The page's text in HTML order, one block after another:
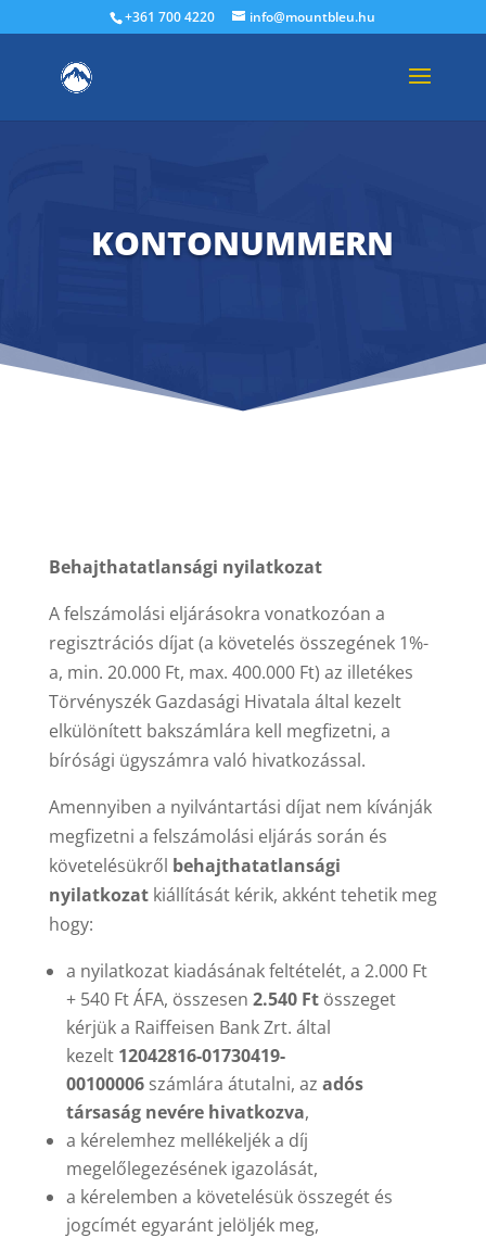
+361 700 4220 info@mountbleu.hu
KONTONUMMERN
Behajthatatlansági nyilatkozat
A felszámolási eljárásokra vonatkozóan a
regisztrációs díjat (a követelés összegének 1%-
a, min. 20.000 Ft, max. 400.000 Ft) az illetékes
Törvényszék Gazdasági Hivatala által kezelt
elkülönített bakszámlára kell megfizetni, a
bírósági ügyszámra való hivatkozással.
Amennyiben a nyilvántartási díjat nem kívánják
megfizetni a felszámolási eljárás során és
követelésükről behajthatatlansági
nyilatkozatkiállítását kérik, akként tehetik meg
hogy:
a nyilatkozat kiadásának feltételét, a 2.000 Ft
+ 540 Ft ÁFA, összesen 2.540 Ftösszeget
kérjük a Raiffeisen Bank Zrt. által
kezelt 12042816-01730419-
00100006számlára átutalni, az adós
társaság nevére hivatkozva,
a kérelemhez mellékeljék a díj
megelőlegezésének igazolását,
a kérelemben a követelésük összegét és
jogcímét egyaránt jelöljék meg,